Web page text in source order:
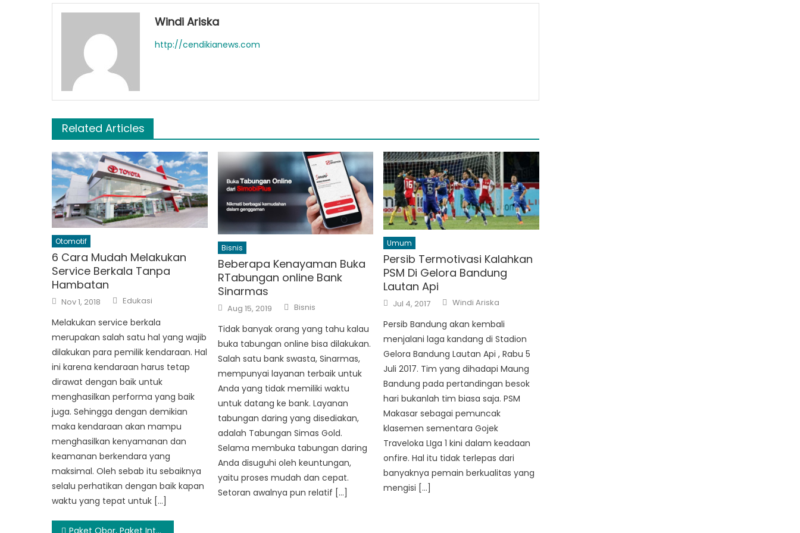
Windi Ariska
http://cendikianews.com
Related Articles
Otomotif
6 Cara Mudah Melakukan
Service Berkala Tanpa
Hambatan
Posted
on
Nov 1, 2018 Author
Edukasi
Melakukan service berkala
merupakan salah satu hal yang wajib
dilakukan para pemilik kendaraan. Hal
ini karena kendaraan harus tetap
dirawat dengan baik untuk
menghasilkan performa yang baik
juga. Sehingga dengan demikian
maka kendaraan akan mampu
menghasilkan kenyamanan dan
keamanan berkendara yang
maksimal. Oleh sebab itu sebaiknya
selalu perhatikan dengan baik kapan
waktu yang tepat untuk […]
Bisnis
Beberapa Kenayaman Buka
RTabungan online Bank
Sinarmas
Posted
on
Aug 15, 2019 Author
Bisnis
Tidak banyak orang yang tahu kalau
buka tabungan online bisa dilakukan.
Salah satu bank swasta, Sinarmas,
mempunyai layanan terbaik untuk
Anda yang tidak memiliki waktu
untuk datang ke bank. Layanan
tabungan daring yang disediakan,
adalah Tabungan Simas Gold.
Selama membuka tabungan daring
Anda disuguhi oleh keuntungan,
yaitu proses mudah dan cepat.
Setoran awalnya pun relatif […]
Umum
Persib Termotivasi Kalahkan
PSM Di Gelora Bandung
Lautan Api
Posted
on
Jul 4, 2017 Author
Windi Ariska
Persib Bandung akan kembali
menjalani laga kandang di Stadion
Gelora Bandung Lautan Api , Rabu 5
Juli 2017. Tim yang dihadapi Maung
Bandung pada pertandingan besok
hari bukanlah tim biasa saja. PSM
Makasar sebagai pemuncak
klasemen sementara Gojek
Traveloka LIga 1 kini dalam keadaan
onfire. Hal itu tidak terlepas dari
banyaknya pemain berkualitas yang
mengisi […]